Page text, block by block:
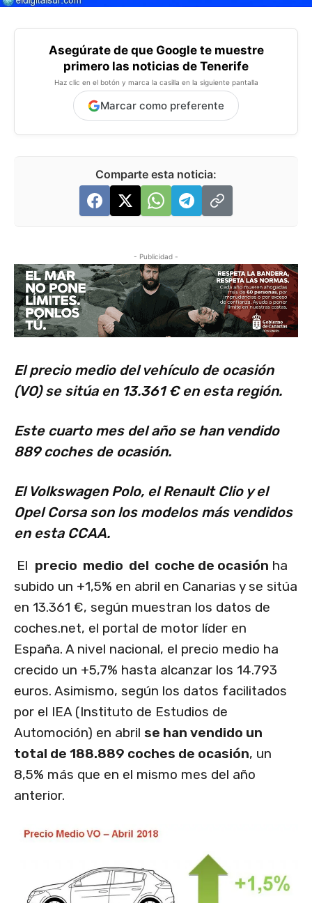
Asegúrate de que Google te muestre
primero las noticias de Tenerife
Haz clic en el botón y marca la casilla en la siguiente pantalla
Marcar como preferente
Comparte esta noticia:
- Publicidad -
El precio medio del vehículo de ocasión
(VO) se sitúa en 13.361 € en esta región.
Este cuarto mes del año se han vendido
889 coches de ocasión.
El Volkswagen Polo, el Renault Clio y el
Opel Corsa son los modelos más vendidos
en esta CCAA.
El precio medio del coche de ocasión ha
subido un +1,5% en abril en Canarias y se sitúa
en 13.361 €, según muestran los datos de
coches.net, el portal de motor líder en
España. A nivel nacional, el precio medio ha
crecido un +5,7% hasta alcanzar los 14.793
euros. Asimismo, según los datos facilitados
por el IEA (Instituto de Estudios de
Automoción) en abril se han vendido un
total de 188.889 coches de ocasión, un
8,5% más que en el mismo mes del año
anterior.